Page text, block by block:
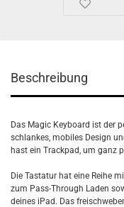
Beschreibung
Das Magic Keyboard ist der
schlankes, mobiles Design
hast ein Trackpad, um ganz
Die Tastatur hat eine Reihe
zum Pass-Through Laden
deines iPad. Das